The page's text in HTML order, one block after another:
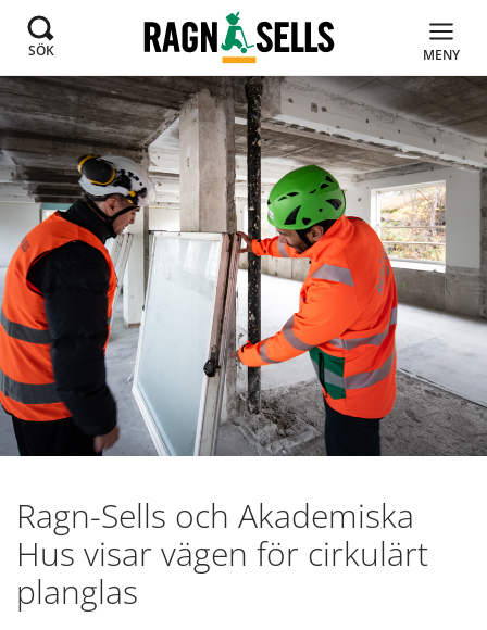
SÖK MENY
Ragn-Sells och Akademiska
Hus visar vägen för cirkulärt
planglas